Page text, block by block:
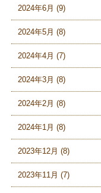
2024年6月 (9)
2024年5月 (8)
2024年4月 (7)
2024年3月 (8)
2024年2月 (8)
2024年1月 (8)
2023年12月 (8)
2023年11月 (7)